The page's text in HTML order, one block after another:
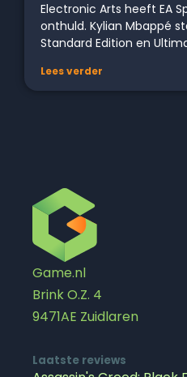
Electronic Arts heeft EA
onthuld. Kylian Mbappé
Standard Edition en
Lees verder
Game.nl
Brink O.Z. 4
9471AE Zuidlaren
Laatste reviews